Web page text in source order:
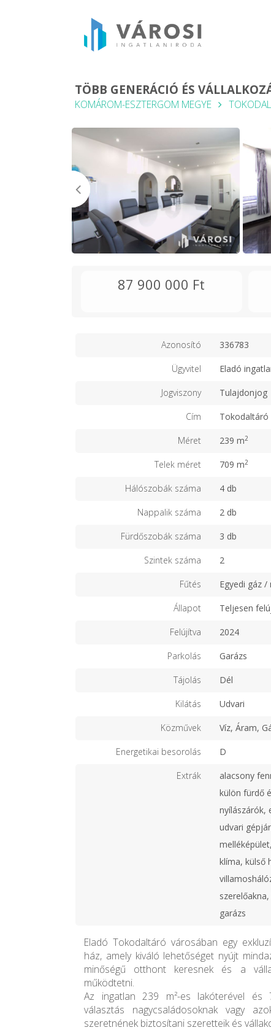
TÖBB GENERÁCIÓ ÉS
KOMÁROM-ESZTERGOM MEGYE
87 900 000 Ft
Azonosító 336783
Ügyvitel Eladó
Jogviszony Tulajdonjog
Cím Tokodaltáró
Méret 239 m2
Telek méret 709 m2
Hálószobák száma 4 db
Nappalik száma 2 db
Fürdőszobák száma 3 db
Szintek száma 2
Fűtés Egyedi gáz
Állapot Teljesen
Felújítva 2024
Parkolás Garázs
Tájolás Dél
Kilátás Udvari
Közművek Víz, Áram,
Energetikai besorolás D
Extrák
alacsony
külön fürdő
nyílászárók,
udvari
klíma, külső
garázs
Eladó Tokodaltáró városában egy
ház, amely kiváló lehetőséget nyújt
minőségű otthont keresnek és a
működtetni.
Az ingatlan 239 m²-es lakóterével és
választás nagycsaládosoknak vagy
szeretnének biztosítani szeretteik és